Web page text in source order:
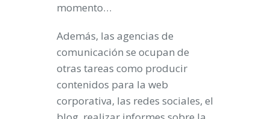
momento…
Además, las agencias de
comunicación se ocupan de
otras tareas como producir
contenidos para la web
corporativa, las redes sociales, el